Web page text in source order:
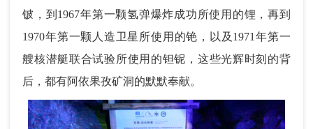
铍，到1967年第一颗氢弹爆炸成功所使用的锂，再到
1970年第一颗人造卫星所使用的铯，以及1971年第一
艘核潜艇联合试验所使用的钽铌，这些光辉时刻的背
后，都有阿依果孜矿洞的默默奉献。